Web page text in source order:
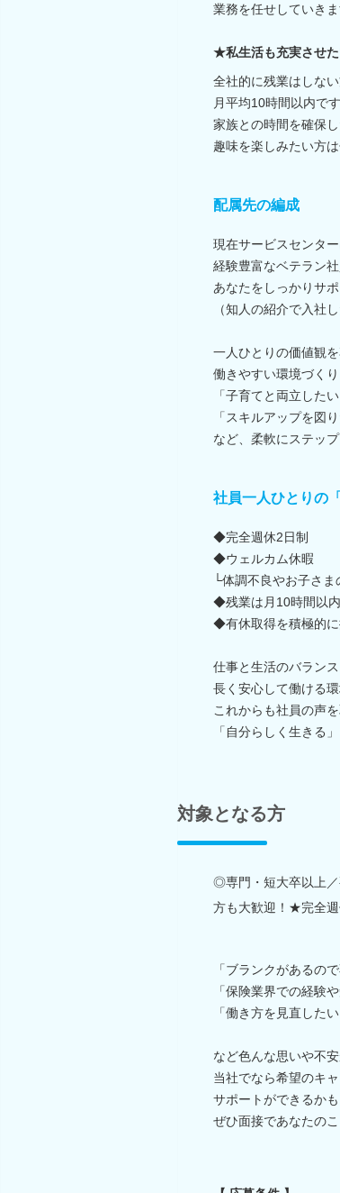
業務を任せしていき
★私生活も充実させ
全社的に残業はしない
月平均10時間以内です
家族との時間を確保し
趣味を楽しみたい方は
配属先の編成
現在サービスセンター
経験豊富なベテラン
あなたをしっかりサポ
（知人の紹介で入社
一人ひとりの価値観を
働きやすい環境づくり
「子育てと両立したい
「スキルアップを図り
など、柔軟にステッ
社員一人ひとりの
◆完全週休2日制
◆ウェルカム休暇
└体調不良やお子さ
◆残業は月10時間以内
◆有休取得を積極的
仕事と生活のバランス
長く安心して働ける
これからも社員の声
「自分らしく生きる
対象となる方
◎専門・短大卒以上
方も大歓迎！★完全
「ブランクがあるの
「保険業界での経験
「働き方を見直した
など色んな思いや不
当社でなら希望のキ
サポートができるかも
ぜひ面接であなたの